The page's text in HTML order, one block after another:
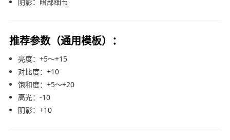
推荐参数（通用模板）：
亮度：+5～+15
对比度：+10
饱和度：+5～+20
高光：-10
阴影：+10